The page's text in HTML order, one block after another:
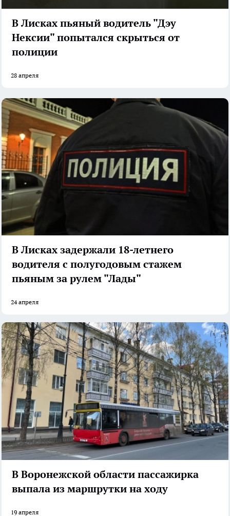
В Лисках пьяный водитель "Дэу
Нексии" попытался скрыться от
полиции
28 апреля
В Лисках задержали 18-летнего
водителя с полугодовым стажем
пьяным за рулем "Лады"
24 апреля
В Воронежской области пассажирка
выпала из маршрутки на ходу
19 апреля